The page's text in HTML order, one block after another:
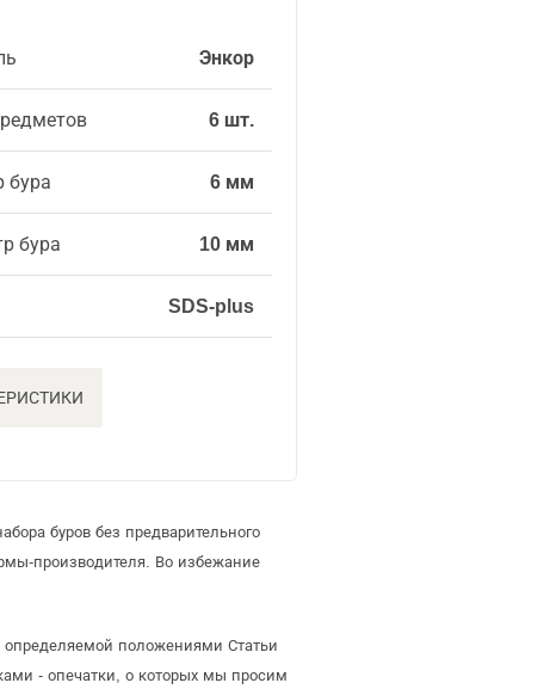
Энкор
6 шт.
бура 6 мм
бура 10 мм
SDS-plus
буров без предварительного
производителя. Во избежание
определяемой положениями Статьи
- опечатки, о которых мы просим